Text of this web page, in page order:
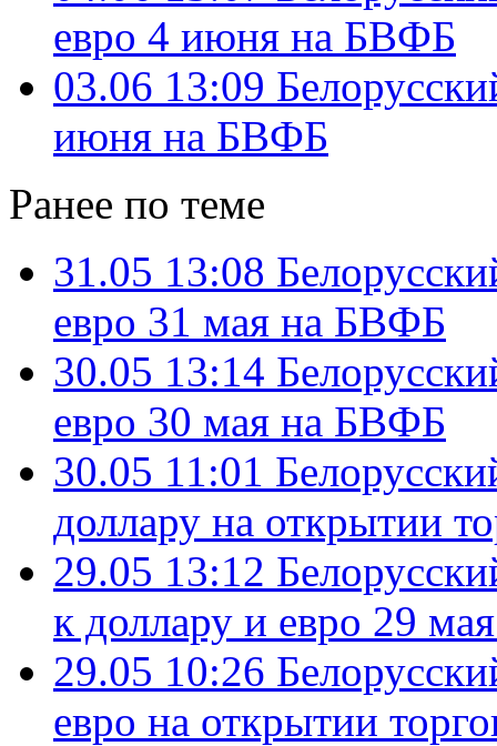
евро 4 июня на БВФБ
03.06 13:09
июня на БВФБ
Ранее по теме
31.05 13:08
евро 31 мая на БВФБ
30.05 13:14
евро 30 мая на БВФБ
30.05 11:01
доллару на открытии
29.05 13:12
к доллару и евро 29
29.05 10:26
евро на открытии